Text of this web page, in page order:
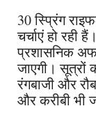
30 स्प्रिंग
चर्चाएं हो
प्रशासनिक
जाएगी। सूत्रों
रंगबाजी और
और करीबी भी